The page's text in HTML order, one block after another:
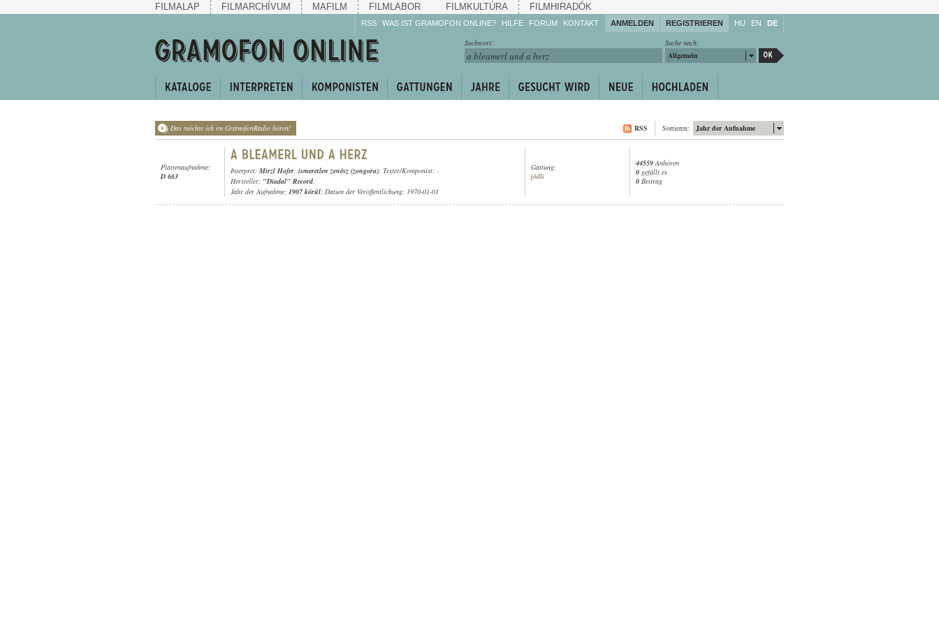
FILMALAP FILMARCHÍVUM MAFILM FILMLABOR FILMKULTÚRA FILMHIRADÓK
RSS WAS IST GRAMOFON ONLINE? HILFE
Machen Sie mit!
Reden Sie mit!
weiter!
FORUM KONTAKT ANMELDEN REGISTRIEREN HU EN DE
Suche nach:
Allgemein
Suchwort:
Das möchte ich im GramofonRadio hören! Jahr der Aufnahme
Sortieren:
RSS
Plattenaufnahme:
D 663
Interpret: Mirzl Hofer, ismeretlen zenész (zongora); Texter/Komponist: -
Hersteller: "Diadal" Record;
Jahr der Aufnahme: 1907 körül; Datum der Veröffentlichung: 1970-01-01
Gattung:
jódli
44559 Anhören
0 gefällt es
0 Beitrag